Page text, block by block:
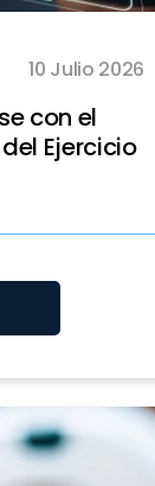
10 Julio 2026
con el
Ejercicio